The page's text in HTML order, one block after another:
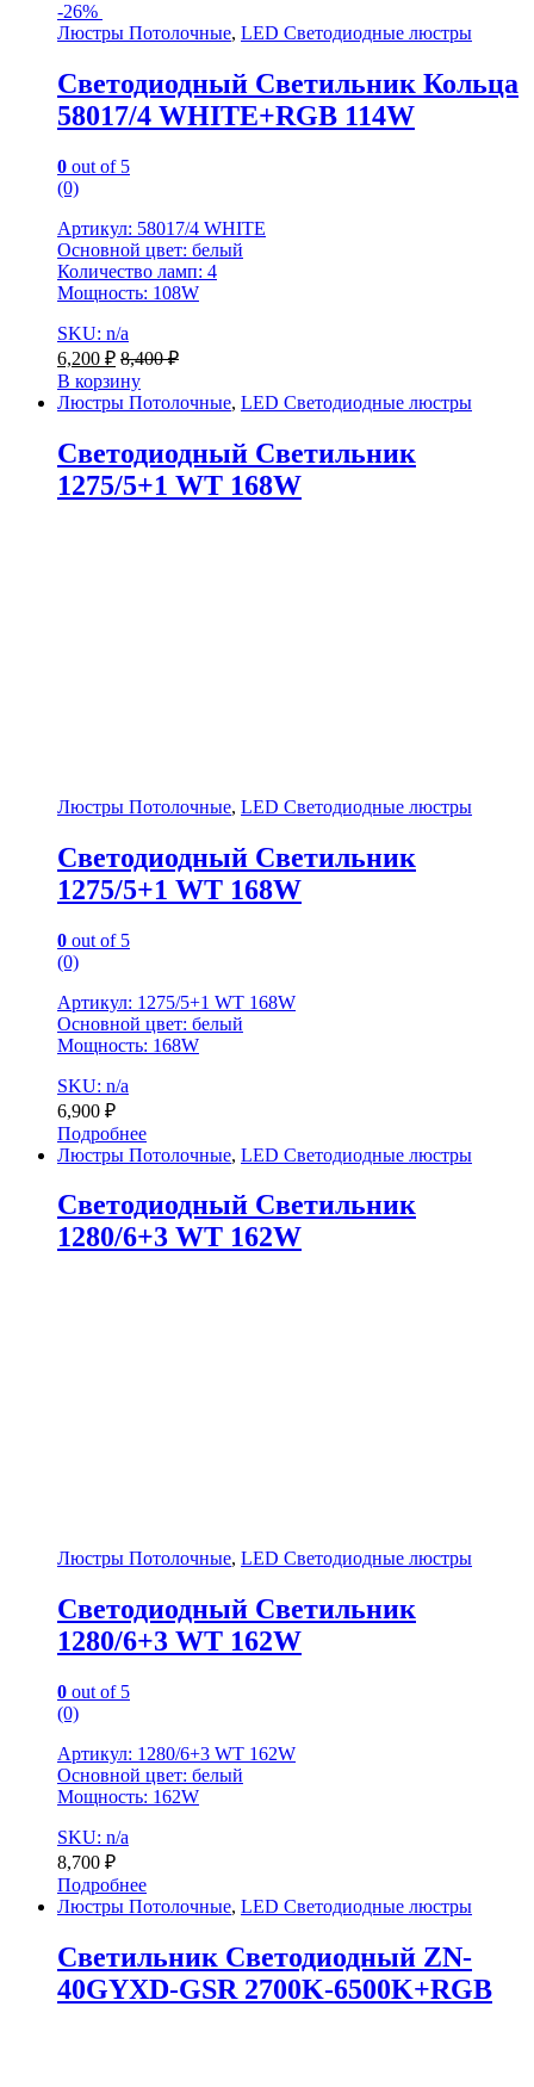
-26%
Люстры Потолочные, LED Светодиодные люстры
Светодиодный Светильник Кольца
58017/4 WHITE+RGB 114W
0 out of 5
(0)
Артикул: 58017/4 WHITE
Основной цвет: белый
Количество ламп: 4
Мощность: 108W
SKU: n/a
6,200 ₽ 8,400₽
В корзину
Люстры Потолочные, LED Светодиодные люстры
Светодиодный Светильник
1275/5+1 WT 168W
Люстры Потолочные, LED Светодиодные люстры
Светодиодный Светильник
1275/5+1 WT 168W
0 out of 5
(0)
Артикул: 1275/5+1 WT 168W
Основной цвет: белый
Мощность: 168W
SKU: n/a
6,900 ₽
Подробнее
Люстры Потолочные, LED Светодиодные люстры
Светодиодный Светильник
1280/6+3 WT 162W
Люстры Потолочные, LED Светодиодные люстры
Светодиодный Светильник
1280/6+3 WT 162W
0 out of 5
(0)
Артикул: 1280/6+3 WT 162W
Основной цвет: белый
Мощность: 162W
SKU: n/a
8,700 ₽
Подробнее
Люстры Потолочные, LED Светодиодные люстры
Светильник Светодиодный ZN-
40GYXD-GSR 2700K-6500K+RGB